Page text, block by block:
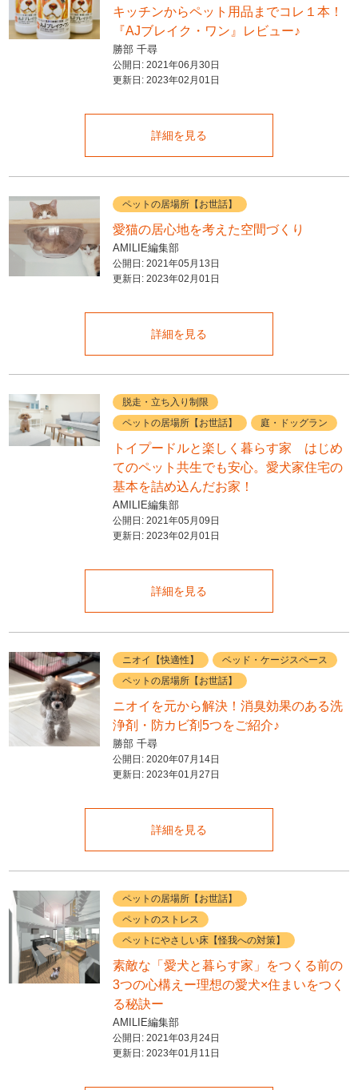
キッチンからペット用品までコレ１本！
『AJブレイク・ワン』レビュー♪
勝部 千尋
公開日: 2021年06月30日
更新日: 2023年02月01日
詳細を見る
ペットの居場所【お世話】
愛猫の居心地を考えた空間づくり
AMILIE編集部
公開日: 2021年05月13日
更新日: 2023年02月01日
詳細を見る
脱走・立ち入り制限
ペットの居場所【お世話】
庭・ドッグラン
トイプードルと楽しく暮らす家 はじめ
てのペット共生でも安心。愛犬家住宅の
基本を詰め込んだお家！
AMILIE編集部
公開日: 2021年05月09日
更新日: 2023年02月01日
詳細を見る
ニオイ【快適性】
ベッド・ケージスペース
ペットの居場所【お世話】
ニオイを元から解決！消臭効果のある洗
浄剤・防カビ剤5つをご紹介♪
勝部 千尋
公開日: 2020年07月14日
更新日: 2023年01月27日
詳細を見る
ペットの居場所【お世話】
ペットのストレス
ペットにやさしい床【怪我への対策】
素敵な「愛犬と暮らす家」をつくる前の
3つの心構えー理想の愛犬×住まいをつく
る秘訣ー
AMILIE編集部
公開日: 2021年03月24日
更新日: 2023年01月11日